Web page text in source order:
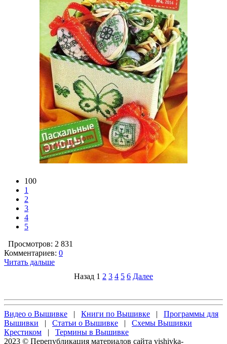
100
1
2
3
4
5
Просмотров: 2 831
Комментариев: 0
Читать дальше
Назад 1 2 3 4 5 6 Далее
Видео о Вышивке | Книги по Вышивке | Программы для
Вышивки | Статьи о Вышивке | Схемы Вышивки
Крестиком | Термины в Вышивке
2023 © Перепубликация материалов сайта vishivka-